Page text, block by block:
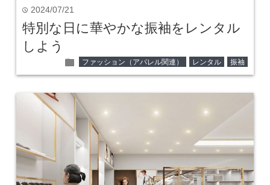
time 2024/07/21
特別な日に華やかな振袖をレンタル
しよう
folder ファッション（アパレル関連） レンタル 振袖